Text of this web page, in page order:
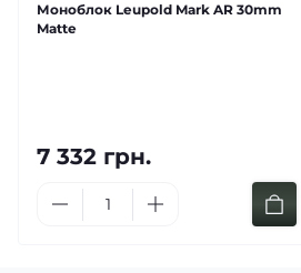
Моноблок Leupold Mark AR 30mm
Matte
7 332 грн.